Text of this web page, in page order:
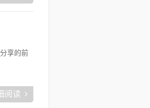
享的前
阅读